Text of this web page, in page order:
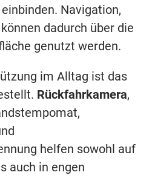
Navigation,
dadurch über die
genutzt werden.
im Alltag ist das
Rückfahrkamera,
helfen sowohl auf
auch in engen